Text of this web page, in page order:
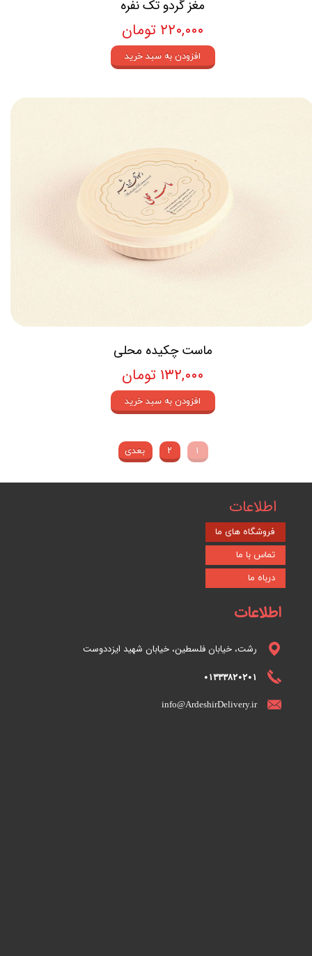
مغز گردو تک نفره
۲۲۰,۰۰۰ تومان
افزودن به سبد خرید
ماست چکیده محلی
۱۳۲,۰۰۰ تومان
افزودن به سبد خرید
۱ ۲ بعدی
فروشگاه های ما
تماس با ما
درباه ما
اطلاعات
اطلاعات
رشت، خیابان فلسطین، خیابان شهید ایزددوست
01333820201
info@ArdeshirDelivery.ir